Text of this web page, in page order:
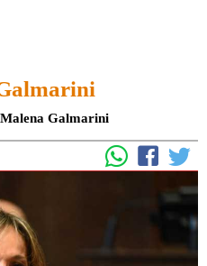
Malena Galmarini